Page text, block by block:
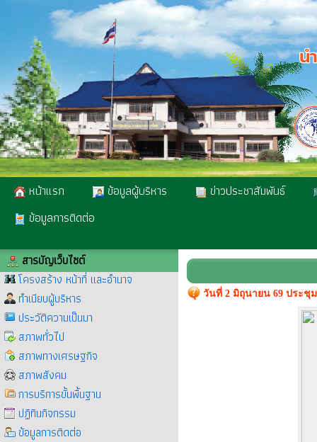
หน้าแรก ข้อมูลผู้บริหาร
ข่าวประชาสัมพันธ์
ข้อมูลการติดต่อ
สารบัญเว็บไซต์
โครงสร้าง หน้าที่ และอำนาจ
ทำเนียบผู้บริหาร
ประวัติความเป็นมา
สภาพทั่วไป
สภาพทางเศรษฐกิจ
สภาพสังคม
การบริการขั้นพื้นฐาน
ปฏิทินกิจกรรม
ข้อมูลการติดต่อ
วันที่ 2 มิถุนายน 69 ประชุ